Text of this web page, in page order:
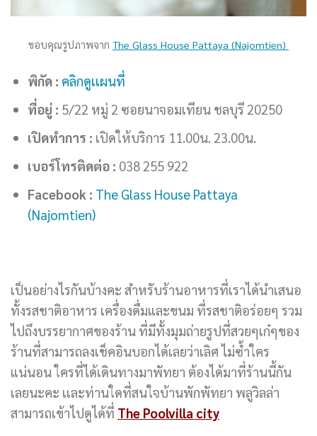
ขอบคุณรูปภาพจาก The Glass House Pattaya (Najomtien)
พิกัด : คลิกดูเเผนที่
ที่อยู่ : 5/22 หมู่ 2 ซอยนาจอมเทียน ชลบุรี 20250
เปิดทำการ : เปิดให้บริการ 11.00น. 23.00น.
เบอร์โทรติดต่อ : 038 255 922
Facebook : The Glass House Pattaya
(Najomtien)
เป็นอย่างไรกันบ้างคะ สำหรับร้านอาหารที่เราได้นำเสนอ
ทั้งรสชาติอาหาร เครื่องดื่มและขนม ที่รสชาติอร่อยๆ รวม
ไปถึงบรรยากาศของร้าน ที่มีทั้งมุมถ่ายรูปที่สวยๆเก๋ๆของ
ร้านที่สามารถลงเช็คอินบอกได้เลยว่าเลิศ ไม่ซ้ำใคร
แน่นอน ใครที่ได้เดินทางมาพัทยา ต้องได้มาที่ร้านนี้กัน
เลยนะคะ เเละท่านใดที่สนใจบ้านพักพัทยา พลูวิลล่า
สามารถเข้าไปดูได้ที่ The Poolvilla city